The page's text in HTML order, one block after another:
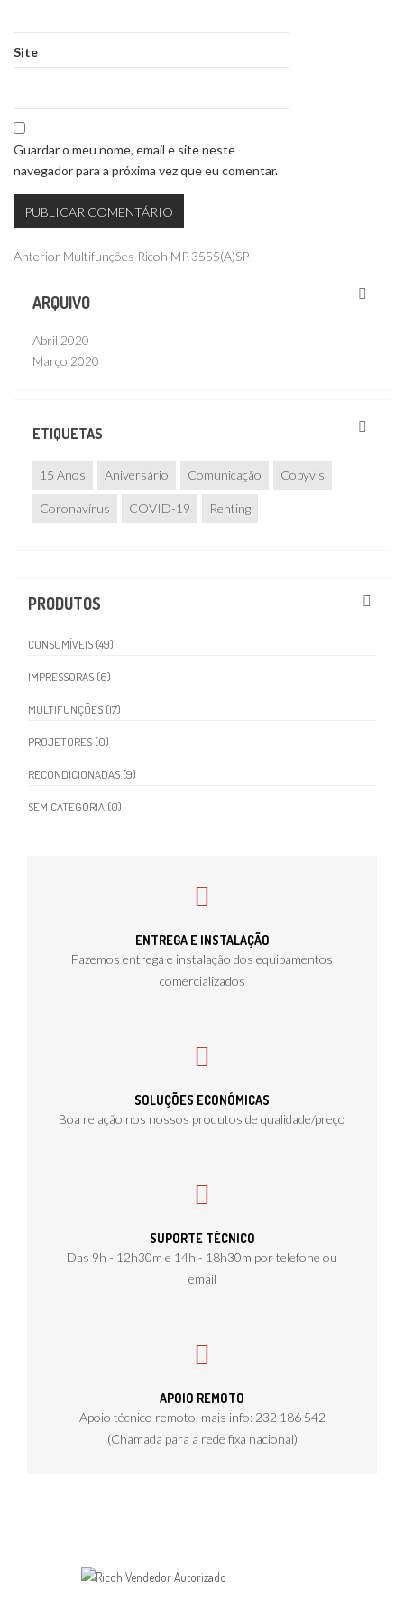
Site
Guardar o meu nome, email e site neste
navegador para a próxima vez que eu comentar.
Navegação
de
artigos
Publicação
Anterior Multifunções Ricoh MP 3555(A)SP
ARQUIVO
Abril 2020
Março 2020
ETIQUETAS
15 Anos Aniversário Comunicação Copyvis
Coronavírus COVID-19 Renting
PRODUTOS
CONSUMÍVEIS (49)
IMPRESSORAS (6)
MULTIFUNÇÕES (17)
PROJETORES (0)
RECONDICIONADAS (9)
SEM CATEGORIA (0)
ENTREGA E INSTALAÇÃO
Fazemos entrega e instalação dos equipamentos
comercializados
SOLUÇÕES ECONÓMICAS
Boa relação nos nossos produtos de qualidade/preço
SUPORTE TÉCNICO
Das 9h - 12h30m e 14h - 18h30m por telefone ou
email
APOIO REMOTO
Apoio técnico remoto, mais info: 232 186 542
(Chamada para a rede fixa nacional)